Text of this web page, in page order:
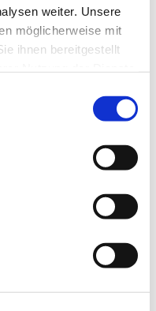
weiter. Unsere
möglicherweise mit
ihnen bereitgestellt